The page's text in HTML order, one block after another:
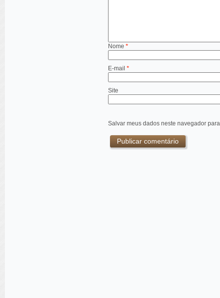
Nome *
E-mail *
Site
Salvar meus dados neste navegador